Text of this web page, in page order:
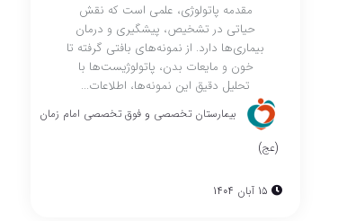
مقدمه پاتولوژی، علمی است که نقش
حیاتی در تشخیص، پیشگیری و درمان
بیماری‌ها دارد. از نمونه‌های بافتی گرفته تا
خون و مایعات بدن، پاتولوژیست‌ها با
تحلیل دقیق این نمونه‌ها، اطلاعات...
بیمارستان تخصصی و فوق تخصصی امام زمان
(عج)